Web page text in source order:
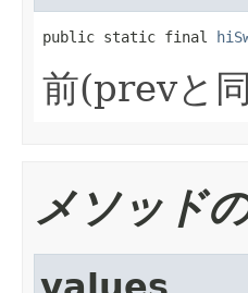
public static final
前(prevと
メソッド